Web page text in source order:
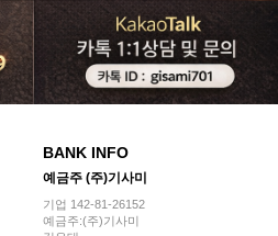
BANK INFO
예금주 (주)기사미
기업 142-81-26152
예금주:(주)기사미